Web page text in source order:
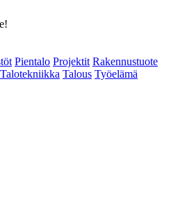
Pientalo Projektit Rakennustuote
Talotekniikka Talous Työelämä